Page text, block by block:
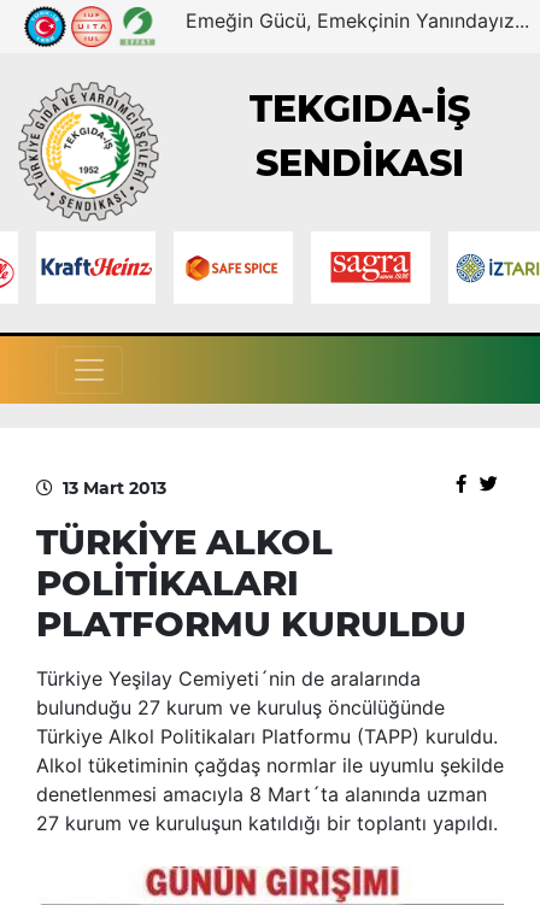
Emeğin Gücü, Emekçinin Yanındayız...
TEKGIDA-İŞ
SENDİKASI
13 Mart 2013
TÜRKİYE ALKOL
POLİTİKALARI
PLATFORMU KURULDU
Türkiye Yeşilay Cemiyeti´nin de aralarında
bulunduğu 27 kurum ve kuruluş öncülüğünde
Türkiye Alkol Politikaları Platformu (TAPP) kuruldu.
Alkol tüketiminin çağdaş normlar ile uyumlu şekilde
denetlenmesi amacıyla 8 Mart´ta alanında uzman
27 kurum ve kuruluşun katıldığı bir toplantı yapıldı.